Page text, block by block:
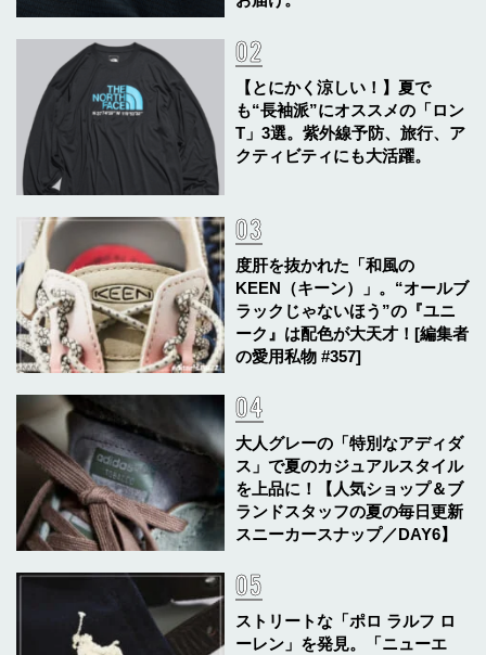
【とにかく涼しい！】夏で
も“長袖派”にオススメの「ロン
T」3選。紫外線予防、旅行、ア
クティビティにも大活躍。
度肝を抜かれた「和風の
KEEN（キーン）」。“オールブ
ラックじゃないほう”の『ユニ
ーク』は配色が大天才！[編集者
の愛用私物 #357]
大人グレーの「特別なアディダ
ス」で夏のカジュアルスタイル
を上品に！【人気ショップ＆ブ
ランドスタッフの夏の毎日更新
スニーカースナップ／DAY6】
ストリートな「ポロ ラルフ ロ
ーレン」を発見。「ニューエ